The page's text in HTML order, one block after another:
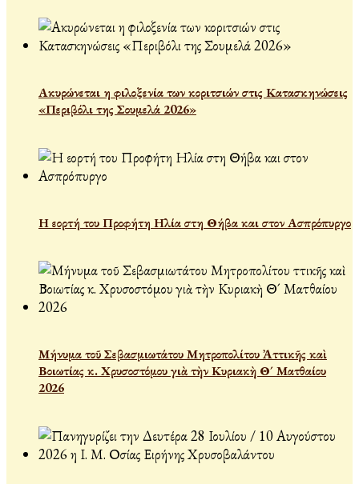
Ακυρώνεται η φιλοξενία των κοριτσιών στις Κατασκηνώσεις
«Περιβόλι της Σουμελά 2026»
Η εορτή του Προφήτη Ηλία στη Θήβα και στον Ασπρόπυργο
Μήνυμα τοῦ Σεβασμιωτάτου Μητροπολίτου Ἀττικῆς καὶ
Βοιωτίας κ. Χρυσοστόμου γιὰ τὴν Κυριακὴ Θ´ Ματθαίου
2026